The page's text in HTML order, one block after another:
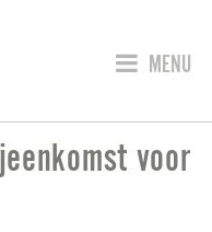
SPRING
MENU
voor